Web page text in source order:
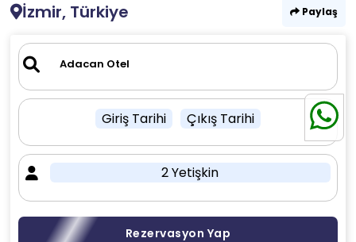
İzmir, Türkiye
Paylaş
Giriş Tarihi Çıkış Tarihi
2 Yetişkin
Rezervasyon Yap